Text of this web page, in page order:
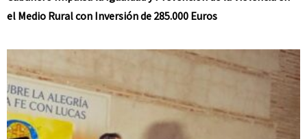
el Medio Rural con Inversión de 285.000 Euros